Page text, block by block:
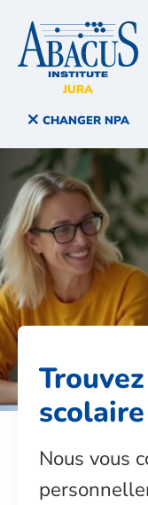
JURA
CHANGER NPA
Nous vous